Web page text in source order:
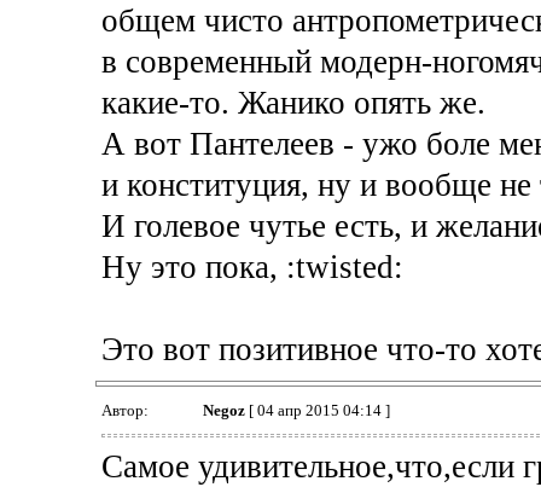
общем чисто
в современный модерн-
какие-то. Жанико опять же.
А вот Пантелеев - ужо боле
и конституция, ну и вообще не
И голевое чутье есть, и
Ну это пока, :twisted:
Это вот позитивное что-то
Автор: Negoz[ 04 апр 2015 04:14 ]
Самое удивительное,что,если